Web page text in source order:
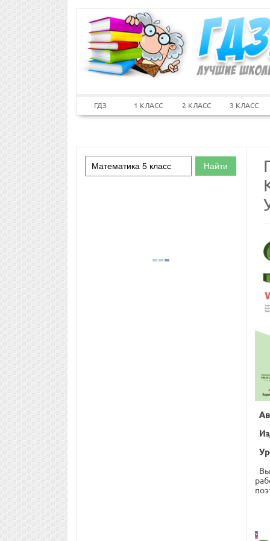
ГДЗ 1 КЛАСС 2 КЛАСС 3 КЛАСС